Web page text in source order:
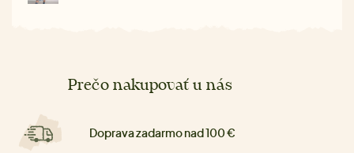
Prečo nakupovať u nás
Doprava zadarmo nad 100 €